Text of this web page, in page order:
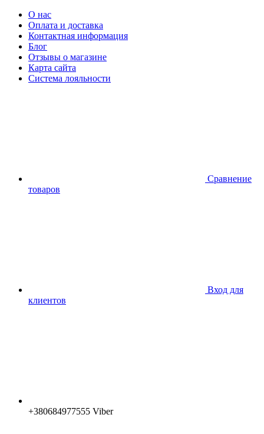
О нас
Оплата и доставка
Контактная информация
Блог
Отзывы о магазине
Карта сайта
Система лояльности
Сравнение
товаров
Вход для
клиентов
+380684977555 Viber